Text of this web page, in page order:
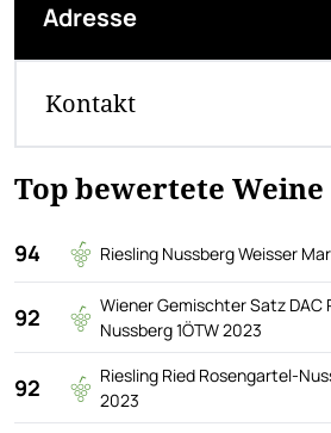
Adresse
Kontakt
Top bewertete Weine
94 Riesling Nussberg Weisser
92
Wiener Gemischter Satz DAC
Nussberg 1ÖTW 2023
92
Riesling Ried Rosengartel-
2023